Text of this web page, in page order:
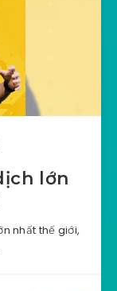
lớn
nhất thế giới,